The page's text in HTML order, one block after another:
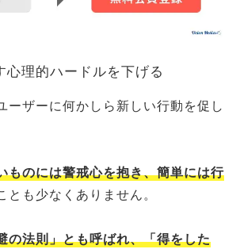
心理的ハードルを下げる
ーザーに何かしら新しい行動を促し
ものには警戒心を抱き、簡単には行
とも少なくありません。
の法則」とも呼ばれ、「得をした